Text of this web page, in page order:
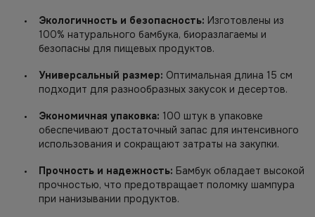
Экологичность и безопасность: Изготовлены из
100% натурального бамбука, биоразлагаемы и
безопасны для пищевых продуктов.
Универсальный размер: Оптимальная длина 15 см
подходит для разнообразных закусок и десертов.
Экономичная упаковка: 100 штук в упаковке
обеспечивают достаточный запас для интенсивного
использования и сокращают затраты на закупки.
Прочность и надежность: Бамбук обладает высокой
прочностью, что предотвращает поломку шампура
при нанизывании продуктов.